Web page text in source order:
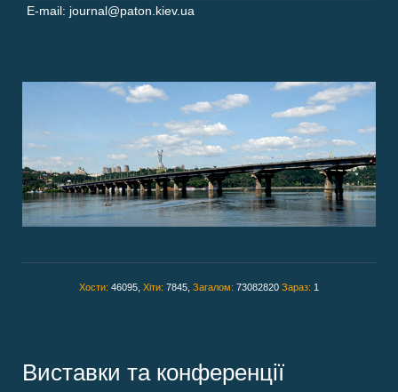
E-mail: journal@paton.kiev.ua
Хости: 46095, Хіти: 7845, Загалом: 73082820 Зараз: 1
Виставки та конференції